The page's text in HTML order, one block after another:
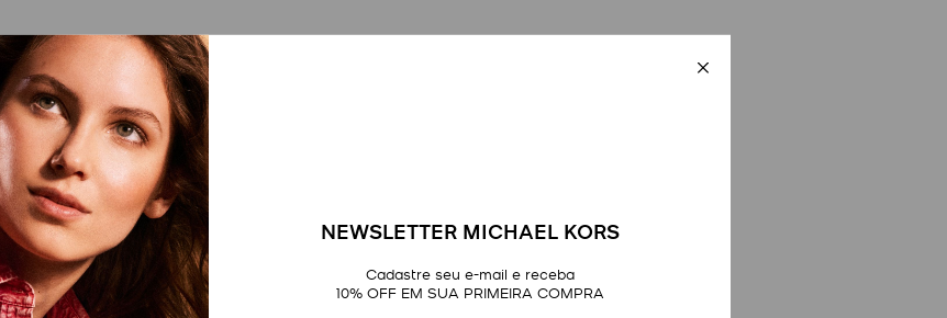
NEWSLETTER MICHAEL KORS
Cadastre seu e-mail e receba
10% OFF EM SUA PRIMEIRA COMPRA